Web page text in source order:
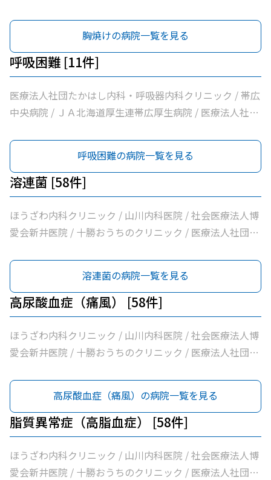
病院機構帯広病院 / 帯広記念病院 / 医療法人社団大正クリ
帯広南の森クリニック / おがわ循環器内科クリニック / 医
療法人社団満岡内科循環器クリニック / ２０条小児科内科
クリニック / 医療法人社団博仁会大江病院 / 公益財団法人
北海道医療団ながい内科医院 / あいた内科循環器クリニッ
ク / いとう内科クリニック / 横手内科クリニック / とかち
消化器内視鏡クリニック / 社会医療法人博愛会開西病院 /
病院機構帯広病院 / 帯広記念病院 / 医療法人社団大正クリ
団林内科クリニック / ＪＡ北海道厚生連帯広厚生病院 / 医
療法人新緑通りはやし内科 / あがた内科循環器クリニック
/ 内科・循環器ハートサウンズもりクリニック / サンタさ
んこどもクリニック / 須藤内科クリニック / 医療法人社団
イワタクリニック / 社会医療法人刀圭会協立病院 / 十勝勤
医協白樺医院 / 十勝ヘルスケアクリニック / おおた内科循
科呼吸器科 / いちやなぎ内科消化器科 / 医療法人社団進藤
医院 / 社会福祉法人北海道社会事業協会帯広病院 / 十勝い
たみのクリニックくびかた・こし・ひざ痛診療所 / 本庄内
科クリニック / 帯広東内科循環器科クリニック / クリニッ
クむすかり / 社会医療法人北斗北斗病院 / 社会福祉法人真
宗協会帯広光南病院 / 医療法人社団ぶどうの会いのちの木
帯広南の森クリニック / おがわ循環器内科クリニック / 医
療法人社団満岡内科循環器クリニック / ２０条小児科内科
クリニック / 医療法人社団博仁会大江病院 / 公益財団法人
北海道医療団ながい内科医院 / あいた内科循環器クリニッ
ク / いとう内科クリニック / 横手内科クリニック / とかち
消化器内視鏡クリニック / 社会医療法人博愛会開西病院 /
病院機構帯広病院 / 帯広記念病院 / 医療法人社団大正クリ
科・呼吸器内科クリニック / こしや糖尿病・内科クリニッ
ク / 萩原医院 / 公益財団法人北海道医療団帯広第一病院 /
ともだ内科消化器クリニック / 医療法人社団隆仁会おく内
科消化器クリニック / 西村内科クリニック / 医療法人社団
自由が丘横山内科クリニック / 帯広中央病院 / みせき内科
消化器クリニック / 十勝勤医協帯広病院 / さかい総合内科
団林内科クリニック / ＪＡ北海道厚生連帯広厚生病院 / 医
療法人新緑通りはやし内科 / あがた内科循環器クリニック
/ 内科・循環器ハートサウンズもりクリニック / サンタさ
んこどもクリニック / 須藤内科クリニック / 医療法人社団
イワタクリニック / 社会医療法人刀圭会協立病院 / 十勝勤
医協白樺医院 / 十勝ヘルスケアクリニック / おおた内科循
科呼吸器科 / いちやなぎ内科消化器科 / 医療法人社団進藤
医院 / 社会福祉法人北海道社会事業協会帯広病院 / 十勝い
たみのクリニックくびかた・こし・ひざ痛診療所 / 本庄内
科クリニック / 帯広東内科循環器科クリニック / クリニッ
クむすかり / 社会医療法人北斗北斗病院 / 社会福祉法人真
宗協会帯広光南病院 / 医療法人社団ぶどうの会いのちの木
帯広南の森クリニック / おがわ循環器内科クリニック / 医
療法人社団満岡内科循環器クリニック / ２０条小児科内科
クリニック / 医療法人社団博仁会大江病院 / 公益財団法人
北海道医療団ながい内科医院 / あいた内科循環器クリニッ
ク / いとう内科クリニック / 横手内科クリニック / とかち
消化器内視鏡クリニック / 社会医療法人博愛会開西病院 /
胸焼けの病院一覧を見る
呼吸困難 [11件]
医療法人社団たかはし内科・呼吸器内科クリニック / 帯広
中央病院 / ＪＡ北海道厚生連帯広厚生病院 / 医療法人社団
科呼吸器科 / 社会福祉法人北海道社会事業協会帯広病院 /
社会医療法人北斗北斗病院 / 医療法人社団ぶどうの会いの
ちの木クリニック / 医療法人社団帯広南の森クリニック /
独立行政法人国立病院機構帯広病院
呼吸困難の病院一覧を見る
溶連菌 [58件]
ほうざわ内科クリニック / 山川内科医院 / 社会医療法人博
愛会新井医院 / 十勝おうちのクリニック / 医療法人社団さ
科・呼吸器内科クリニック / こしや糖尿病・内科クリニッ
ク / 萩原医院 / 公益財団法人北海道医療団帯広第一病院 /
ともだ内科消化器クリニック / 医療法人社団隆仁会おく内
科消化器クリニック / 西村内科クリニック / 医療法人社団
自由が丘横山内科クリニック / 帯広中央病院 / みせき内科
消化器クリニック / 十勝勤医協帯広病院 / さかい総合内科
団林内科クリニック / ＪＡ北海道厚生連帯広厚生病院 / 医
療法人新緑通りはやし内科 / あがた内科循環器クリニック
/ 内科・循環器ハートサウンズもりクリニック / サンタさ
んこどもクリニック / 須藤内科クリニック / 医療法人社団
イワタクリニック / 社会医療法人刀圭会協立病院 / 十勝勤
医協白樺医院 / 十勝ヘルスケアクリニック / おおた内科循
溶連菌の病院一覧を見る
高尿酸血症（痛風） [58件]
ほうざわ内科クリニック / 山川内科医院 / 社会医療法人博
愛会新井医院 / 十勝おうちのクリニック / 医療法人社団さ
科・呼吸器内科クリニック / こしや糖尿病・内科クリニッ
ク / 萩原医院 / 公益財団法人北海道医療団帯広第一病院 /
ともだ内科消化器クリニック / 医療法人社団隆仁会おく内
科消化器クリニック / 西村内科クリニック / 医療法人社団
自由が丘横山内科クリニック / 帯広中央病院 / みせき内科
消化器クリニック / 十勝勤医協帯広病院 / さかい総合内科
高尿酸血症（痛風）の病院一覧を見る
脂質異常症（高脂血症） [58件]
ほうざわ内科クリニック / 山川内科医院 / 社会医療法人博
愛会新井医院 / 十勝おうちのクリニック / 医療法人社団さ